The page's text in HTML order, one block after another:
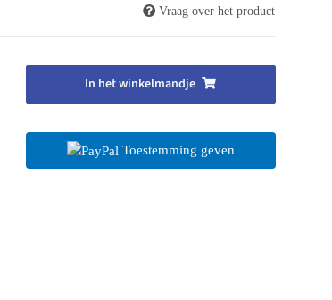
Vraag over het product
In het winkelmandje
Toestemming geven